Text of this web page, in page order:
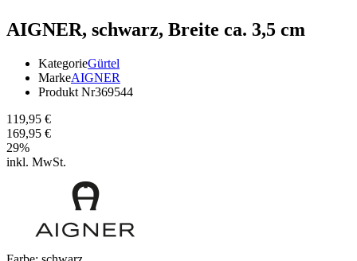
AIGNER, schwarz, Breite ca. 3,5 cm
KategorieGürtel
MarkeAIGNER
Produkt Nr369544
119,95 €
169,95 €
29%
inkl. MwSt.